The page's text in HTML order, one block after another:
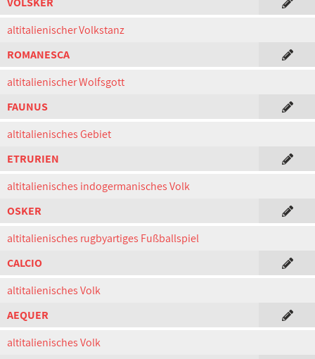
altitalienischer Volkstanz
ROMANESCA
altitalienischer Wolfsgott
FAUNUS
altitalienisches Gebiet
ETRURIEN
altitalienisches indogermanisches Volk
OSKER
altitalienisches rugbyartiges Fußballspiel
CALCIO
altitalienisches Volk
AEQUER
altitalienisches Volk